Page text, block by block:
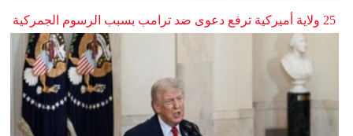
25 ولاية أميركية ترفع دعوى ضد ترامب بسبب الرسوم الجمركية